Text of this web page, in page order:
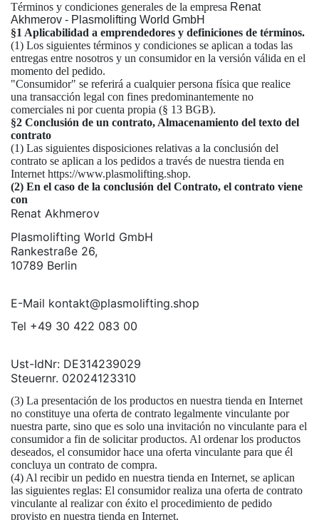
Términos y condiciones generales de la empresa Renat
Akhmerov - Plasmolifting World GmbH
§1 Aplicabilidad a emprendedores y definiciones de términos.
(1) Los siguientes términos y condiciones se aplican a todas las
entregas entre nosotros y un consumidor en la versión válida en el
momento del pedido.
"Consumidor" se referirá a cualquier persona física que realice
una transacción legal con fines predominantemente no
comerciales ni por cuenta propia (§ 13 BGB).
§2 Conclusión de un contrato, Almacenamiento del texto del
contrato
(1) Las siguientes disposiciones relativas a la conclusión del
contrato se aplican a los pedidos a través de nuestra tienda en
Internet https://www.plasmolifting.shop.
(2) En el caso de la conclusión del Contrato, el contrato viene
con
Renat Akhmerov
Plasmolifting World GmbH
Rankestraße 26,
10789 Berlin
E-Mail kontakt@plasmolifting.shop
Tel +49 30 422 083 00
Ust-IdNr: DE314239029
Steuernr. 02024123310
(3) La presentación de los productos en nuestra tienda en Internet
no constituye una oferta de contrato legalmente vinculante por
nuestra parte, sino que es solo una invitación no vinculante para el
consumidor a fin de solicitar productos. Al ordenar los productos
deseados, el consumidor hace una oferta vinculante para que él
concluya un contrato de compra.
(4) Al recibir un pedido en nuestra tienda en Internet, se aplican
las siguientes reglas: El consumidor realiza una oferta de contrato
vinculante al realizar con éxito el procedimiento de pedido
provisto en nuestra tienda en Internet.